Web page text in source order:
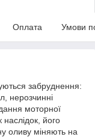
Оплата Умови
забруднення:
нерозчинні
моторної
наслідок, його
оливу міняють на